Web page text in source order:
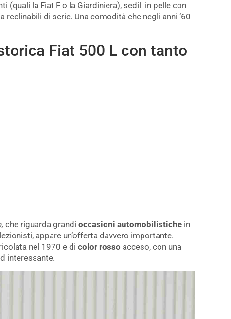
(quali la Fiat F o la Giardiniera), sedili in pelle con
di serie. Una comodità che negli anni ’60
Fiat 500 L con tanto
che riguarda grandi occasioni automobilistiche in
appare un’offerta davvero importante.
nel 1970 e di color rosso acceso, con una
interessante.